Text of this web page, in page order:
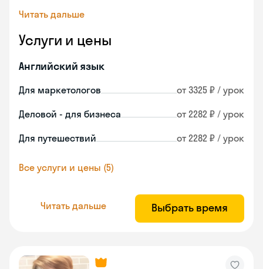
Читать дальше
Услуги и цены
Английский язык
Для маркетологов от 3325 ₽ / урок
Деловой - для бизнеса от 2282 ₽ / урок
Для путешествий от 2282 ₽ / урок
Все услуги и цены (5)
Читать дальше Выбрать время